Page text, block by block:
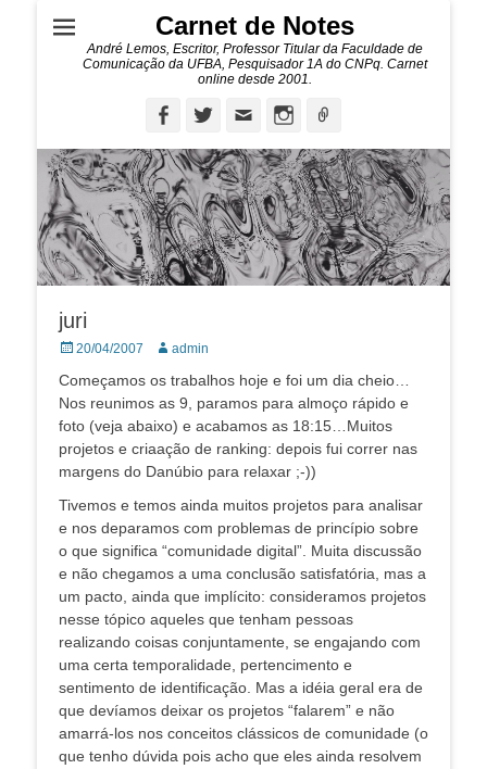
Carnet de Notes
André Lemos, Escritor, Professor Titular da Faculdade de
Comunicação da UFBA, Pesquisador 1A do CNPq. Carnet
online desde 2001.
FacebookTwitterEmail Instagram
juri
Posted
20/04/2007 Autor:admin
Começamos os trabalhos hoje e foi um dia cheio…
Nos reunimos as 9, paramos para almoço rápido e
foto (veja abaixo) e acabamos as 18:15…Muitos
projetos e criaação de ranking: depois fui correr nas
margens do Danúbio para relaxar ;-))
Tivemos e temos ainda muitos projetos para analisar
e nos deparamos com problemas de princípio sobre
o que significa “comunidade digital”. Muita discussão
e não chegamos a uma conclusão satisfatória, mas a
um pacto, ainda que implícito: consideramos projetos
nesse tópico aqueles que tenham pessoas
realizando coisas conjuntamente, se engajando com
uma certa temporalidade, pertencimento e
sentimento de identificação. Mas a idéia geral era de
que devíamos deixar os projetos “falarem” e não
amarrá-los nos conceitos clássicos de comunidade (o
que tenho dúvida pois acho que eles ainda resolvem